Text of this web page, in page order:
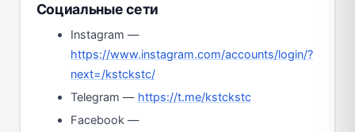
Социальные сети
Instagram —
https://www.instagram.com/accounts/login/?
next=/kstckstc/
Telegram — https://t.me/kstckstc
Facebook —